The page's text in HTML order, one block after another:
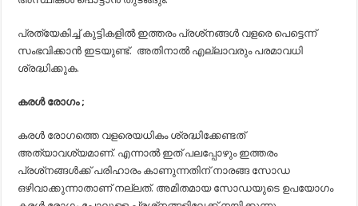
പ്രത്യേകിച്ച്‌ കുട്ടികളില്‍ ഇത്തരം പ്രശ്‌നങ്ങള്‍ വളരെ പെട്ടെന്ന്
സംഭവിക്കാന്‍ ഇടയുണ്ട്. അതിനാല്‍ എല്ലാവരും പരമാവധി
ശ്രദ്ധിക്കുക.
കരള്‍ രോഗം ;
കരള്‍ രോഗത്തെ വളരെയധികം ശ്രദ്ധിക്കേണ്ടത്
അത്യാവശ്യമാണ്. എന്നാല്‍ ഇത് പലപ്പോഴും ഇത്തരം
പ്രശ്‌നങ്ങള്‍ക്ക് പരിഹാരം കാണുന്നതിന് നാരങ്ങ സോഡ
ഒഴിവാക്കുന്നാതാണ് നല്ലത്. അമിതമായ സോഡയുടെ ഉപയോഗം